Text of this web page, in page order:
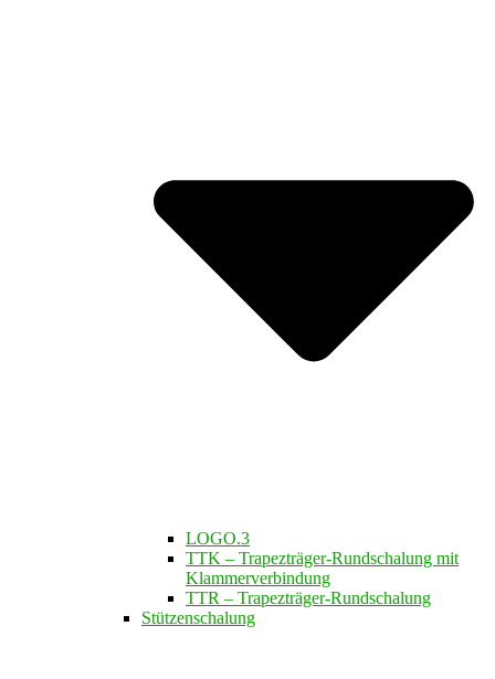
LOGO.3
TTK – Trapezträger-Rundschalung mit
Klammerverbindung
TTR – Trapezträger-Rundschalung
Stützenschalung